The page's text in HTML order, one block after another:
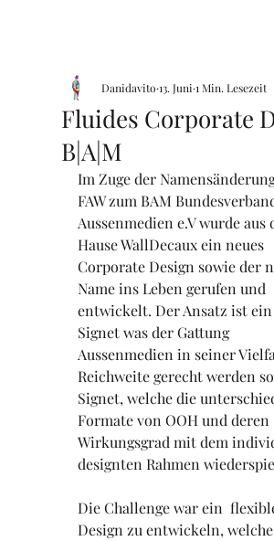
Fluides Corporate
B|A|M
Danidavito 13. Juni 1 Min. Lesezeit
Im Zuge der
FAW zum BAM
Aussenmedien e.V wurde aus
Hause WallDecaux ein neues
Corporate Design sowie der
Name ins Leben gerufen und
entwickelt. Der Ansatz ist
Signet was der Gattung
Aussenmedien in seiner
Reichweite gerecht werden
Signet, welche die
Formate von OOH und deren
Wirkungsgrad mit dem
designten Rahmen
Die Challenge war ein
Design zu entwickeln,